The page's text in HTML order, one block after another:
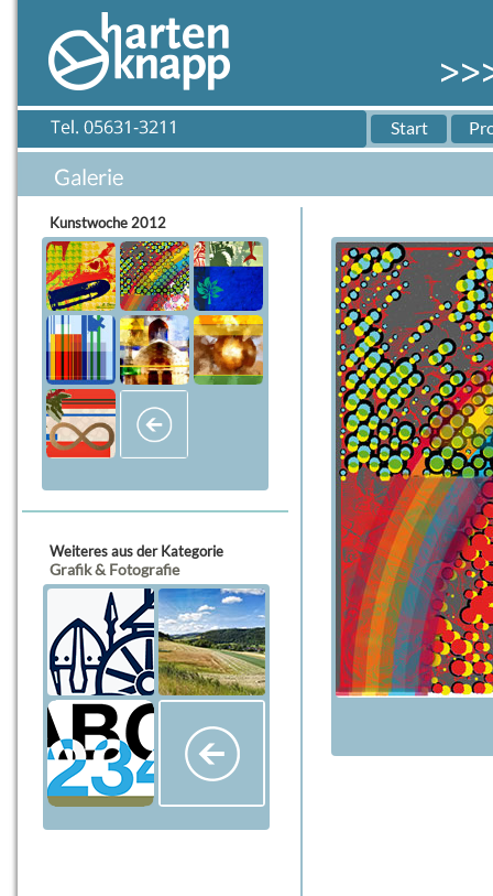
Start
Kunstwoche 2012
Weiteres aus der Kategorie
Grafik & Fotografie